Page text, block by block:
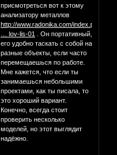
присмотреться вот к этому
анализатору металлов
http://www.radonika.com/index.php/katal
… lov-lis-01
. Он портативный,
его удобно таскать с собой на
разные объекты, если часто
перемещаешься по работе.
Мне кажется, что если ты
занимаешься небольшими
проектами, как ты писала, то
это хороший вариант.
Конечно, всегда стоит
проверить несколько
моделей, но этот выглядит
надёжно.